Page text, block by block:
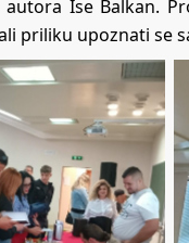
autora Ise Balkan.
priliku upoznati se